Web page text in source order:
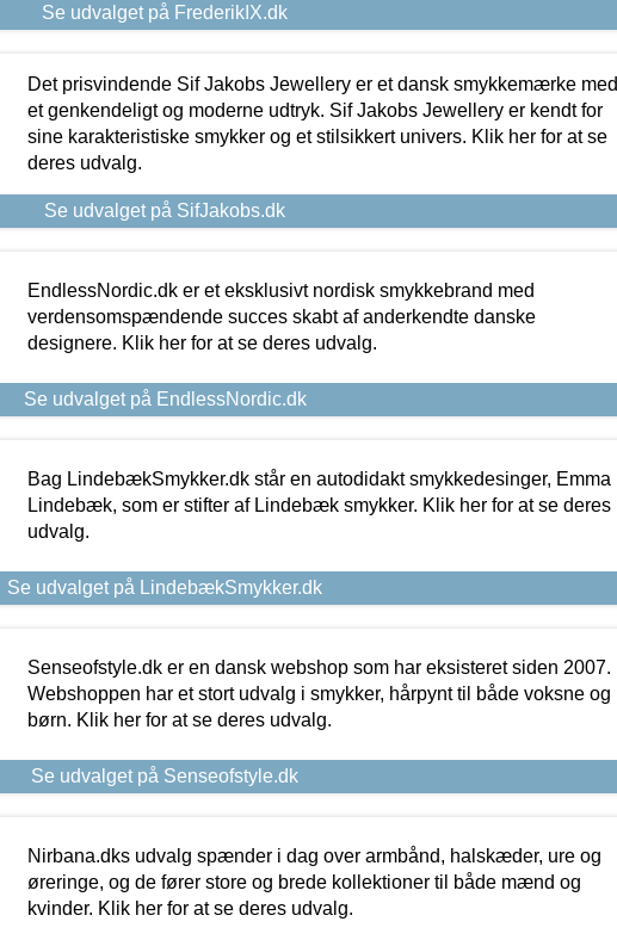
Se udvalget på FrederikIX.dk
Det prisvindende Sif Jakobs Jewellery er et dansk smykkemærke med
et genkendeligt og moderne udtryk. Sif Jakobs Jewellery er kendt for
sine karakteristiske smykker og et stilsikkert univers. Klik her for at se
deres udvalg.
Se udvalget på SifJakobs.dk
EndlessNordic.dk er et eksklusivt nordisk smykkebrand med
verdensomspændende succes skabt af anderkendte danske
designere. Klik her for at se deres udvalg.
Se udvalget på EndlessNordic.dk
Bag LindebækSmykker.dk står en autodidakt smykkedesinger, Emma
Lindebæk, som er stifter af Lindebæk smykker. Klik her for at se deres
udvalg.
Se udvalget på LindebækSmykker.dk
Senseofstyle.dk er en dansk webshop som har eksisteret siden 2007.
Webshoppen har et stort udvalg i smykker, hårpynt til både voksne og
børn. Klik her for at se deres udvalg.
Se udvalget på Senseofstyle.dk
Nirbana.dks udvalg spænder i dag over armbånd, halskæder, ure og
øreringe, og de fører store og brede kollektioner til både mænd og
kvinder. Klik her for at se deres udvalg.